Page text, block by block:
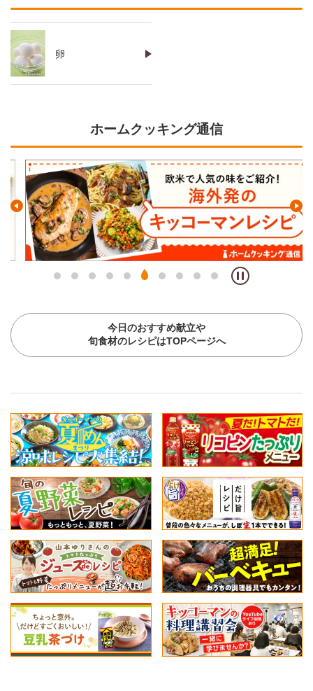
卵
ホームクッキング通信
今日のおすすめ献立や
旬食材のレシピはTOPページへ